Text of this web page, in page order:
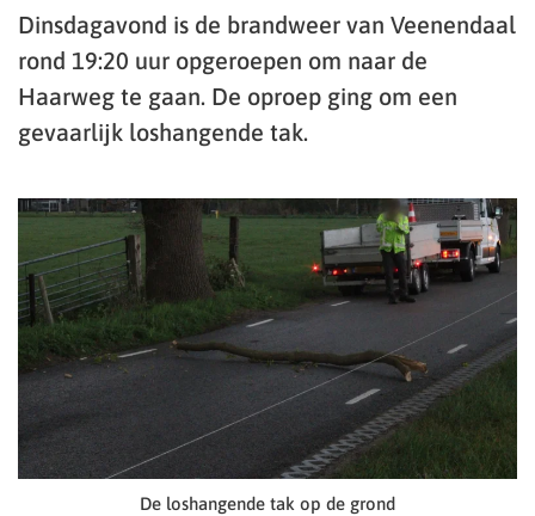
Dinsdagavond is de brandweer van Veenendaal
rond 19:20 uur opgeroepen om naar de
Haarweg te gaan. De oproep ging om een
gevaarlijk loshangende tak.
De loshangende tak op de grond